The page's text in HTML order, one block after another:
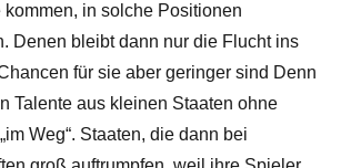
kommen, in solche Positionen
Denen bleibt dann nur die Flucht ins
für sie aber geringer sind Denn
Talente aus kleinen Staaten ohne
Weg“. Staaten, die dann bei